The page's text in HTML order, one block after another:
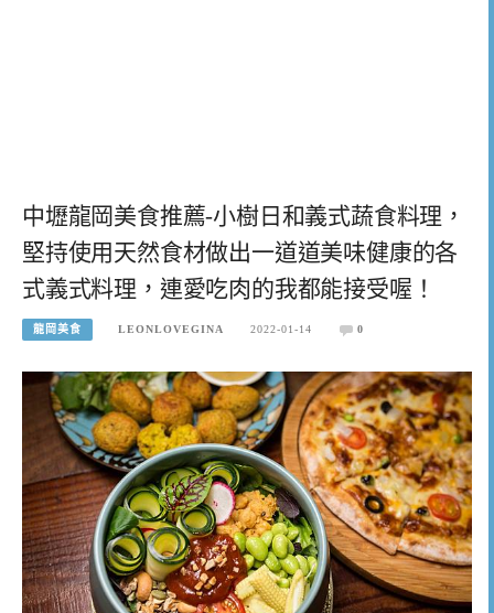
中壢龍岡美食推薦-小樹日和義式蔬食料理，
堅持使用天然食材做出一道道美味健康的各
式義式料理，連愛吃肉的我都能接受喔！
龍岡美食 LEONLOVEGINA 2022-01-14 0